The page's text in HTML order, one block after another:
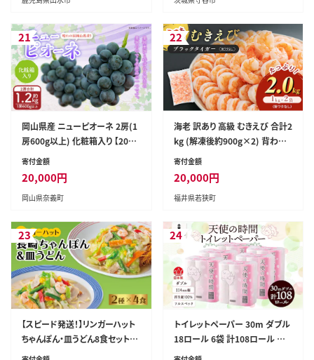
21
岡山県産 ニューピオーネ 2房(1
房600g以上) 化粧箱入り 【2026
年8月下旬~10月上旬迄発送予
う ブドウ 葡萄 岡山 おかやま 国
産 冷蔵
寄付金額
20,000円
岡山県奈義町
22
海老 訳あり 高級 むきえび 合計2
kg (解凍後約900g×2) 背わた
なし 冷凍 加工食品 魚介
寄付金額
20,000円
福井県若狭町
23
【スピード発送！】リンガーハット
ちゃんぽん・皿うどん8食セット
(各4食)| チャンポン 皿うどん ち
24
トイレットペーパー 30m ダブル
18ロール 6袋 計108ロール 天
使の時間 日用品 消耗品 ペーパ